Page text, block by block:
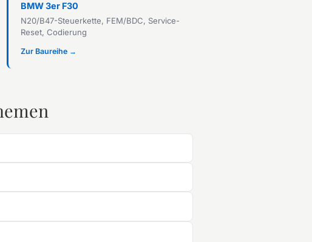
BMW 3er F30
N20/B47-Steuerkette, FEM/BDC, Service-
Reset, Codierung
Zur Baureihe →